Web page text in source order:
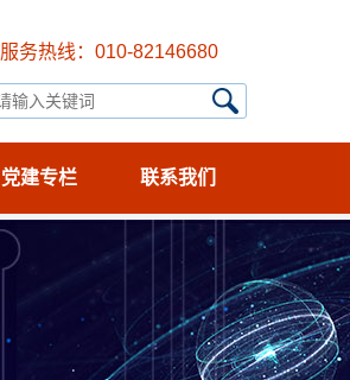
服务热线：010-82146680
党建专栏 联系我们